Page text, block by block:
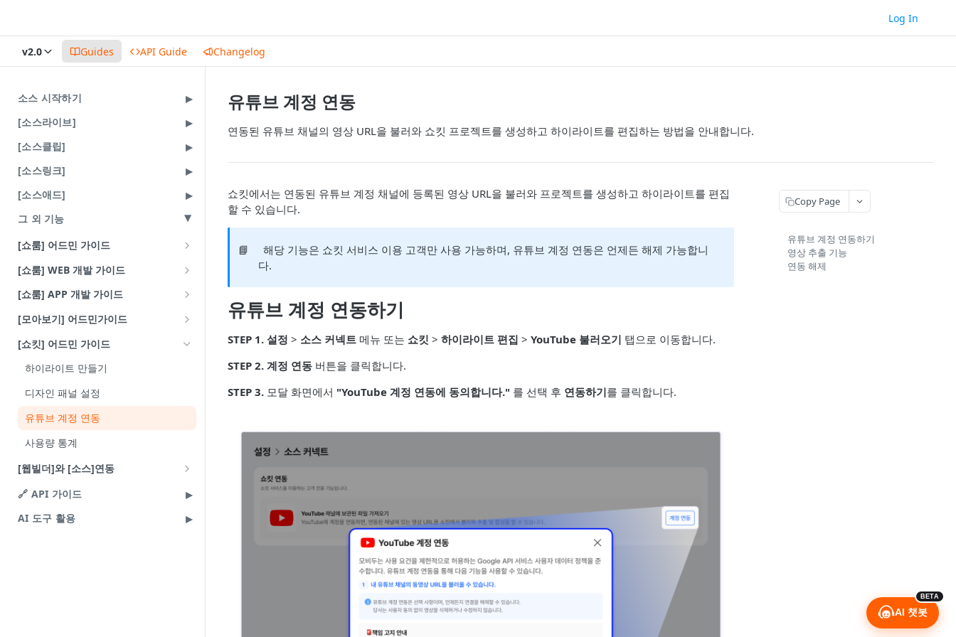
Log In
v2.0 Guides API Guide Changelog
소스 시작하기
[소스라이브]
[소스클립]
[소스링크]
[소스애드]
그 외 기능
[쇼룸] 어드민 가이드
배너
VOD 큐레이션
CLIP 큐레이션
쇼룸 설정
[쇼룸] WEB 개발 가이드
라이브러리 연동 방식
쇼룸 브릿지 가이드
[쇼룸] APP 개발 가이드
Android 웹뷰 연동
iOS 웹뷰 연동
[모아보기] 어드민가이드
상단 배너 설정
큐레이션 설정
모아보기 화면 구성
[쇼킷] 어드민 가이드
하이라이트 만들기
디자인 패널 설정
유튜브 계정 연동
사용량 통계
[웹빌더]와 [소스]연동
카페24와 소스라이브 연동
메이크샵과 소스라이브 연동
🔗 API 가이드
AI 도구 활용
유튜브 계정 연동
연동된 유튜브 채널의 영상 URL을 불러와 쇼킷 프로젝트를 생성하고 하이라이트를 편집하는 방법을 안내합니다.
쇼킷에서는 연동된 유튜브 계정 채널에 등록된 영상 URL을 불러와 프로젝트를 생성하고 하이라이트를 편집
할 수 있습니다.
📘
해당 기능은 쇼킷 서비스 이용 고객만 사용 가능하며, 유튜브 계정 연동은 언제든 해제 가능합니
다.
유튜브 계정 연동하기
STEP 1. 설정 > 소스 커넥트 메뉴 또는 쇼킷 > 하이라이트 편집 > YouTube 불러오기 탭으로 이동합니다.
STEP 2. 계정 연동 버튼을 클릭합니다.
STEP 3. 모달 화면에서 "YouTube 계정 연동에 동의합니다." 를 선택 후 연동하기를 클릭합니다.
Copy Page
유튜브 계정 연동하기
영상 추출 기능
연동 해제
BETA
AI 챗봇